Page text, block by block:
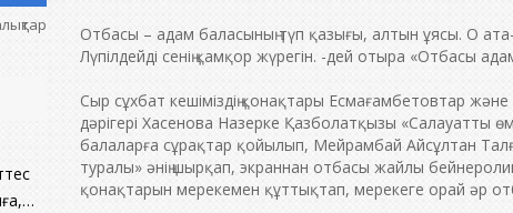
Отбасы – адам баласының түп қазығы, алтын ұясы. О
Лүпілдейді сенің қамқор жүрегін. -дей отыра «Отбасы
Сыр сұхбат кешіміздің қонақтары Есмағамбетовтар
дәрігері Хасенова Назерке Қазболатқызы
балаларға сұрақтар қойылып, Мейрамбай Айсұлтан
туралы» әнің шырқап, экраннан отбасы жайлы
қонақтарын мерекемен құттықтап, мерекеге орай әр